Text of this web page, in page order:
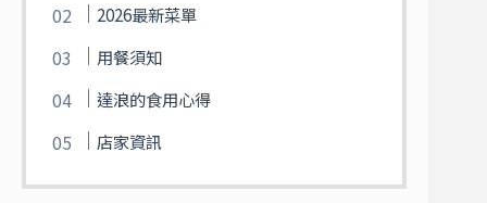
2026最新菜單
用餐須知
達浪的食用心得
店家資訊